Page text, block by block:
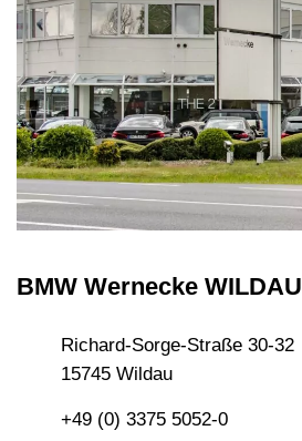
BMW Wernecke WILDAU
Richard-Sorge-Straße 30-32
15745 Wildau
+49 (0) 3375 5052-0